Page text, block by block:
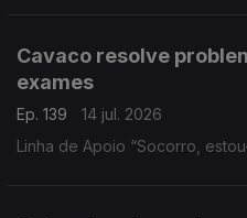
Cavaco resolve
exames
Ep. 139
14 jul. 2026
Linha de Apoio “Socorro,